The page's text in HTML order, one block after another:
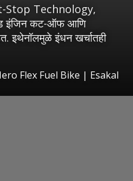
Stop Technology,
इंजिन कट-ऑफ आणि
इथेनॉलमुळे इंधन खर्चातही
Flex Fuel Bike | Esakal